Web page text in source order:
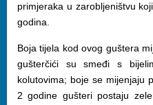
primjeraka u zarobljeništvu
godina.
Boja tijela kod ovog guštera
gušterčići su smeđi s
kolutovima; boje se mijenjaju
2 godine gušteri postaju